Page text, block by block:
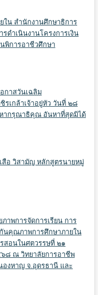
ใน สำนักงานศึกษาธิการ
ดำเนินงานโครงการเงิน
พิการอาชีวศึกษา
กาสวันเฉลิม
รเกล้าเจ้าอยู่หัว วันที่ ๒๘
ากรุณาธิคุณ อันหาที่สุดมิได้
สือ วิสามัญ หลักสูตรนายหมู่
าพการจัดการเรียน การ
นคุณภาพการศึกษาภายใน
สอนในศตวรรษที่ ๒๑
๘ ณ วิทยาลัยการอาชีพ
องหาญ จ.อุดรธานี และ